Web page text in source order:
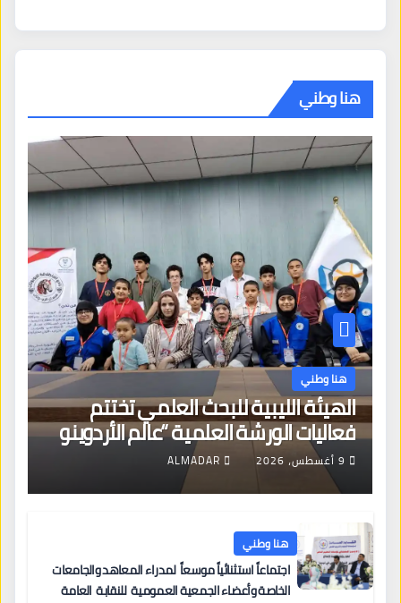
هنا وطني
هنا وطني
الهيئة الليبية للبحث العلمي تختتم
فعاليات الورشة العلمية “عالم الأردوينو
للمهندسين الصغار”
9 أغسطس، 2026 ALMADAR
هنا وطني
اجتماعاً استثنائياً موسعاً لمدراء المعاهد والجامعات
الخاصة وأعضاء الجمعية العمومية للنقابة العامة